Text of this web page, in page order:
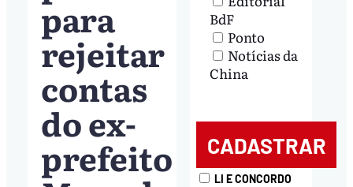
para
rejeitar
contas
do ex-
prefeito
BdF
Ponto
Notícias da
China
LI E CONCORDO